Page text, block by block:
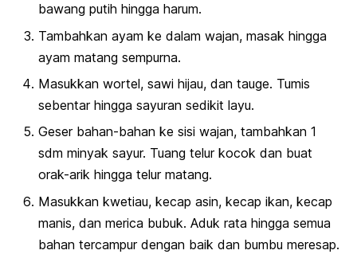
bawang putih hingga harum.
Tambahkan ayam ke dalam wajan, masak hingga
ayam matang sempurna.
Masukkan wortel, sawi hijau, dan tauge. Tumis
sebentar hingga sayuran sedikit layu.
Geser bahan-bahan ke sisi wajan, tambahkan 1
sdm minyak sayur. Tuang telur kocok dan buat
orak-arik hingga telur matang.
Masukkan kwetiau, kecap asin, kecap ikan, kecap
manis, dan merica bubuk. Aduk rata hingga semua
bahan tercampur dengan baik dan bumbu meresap.